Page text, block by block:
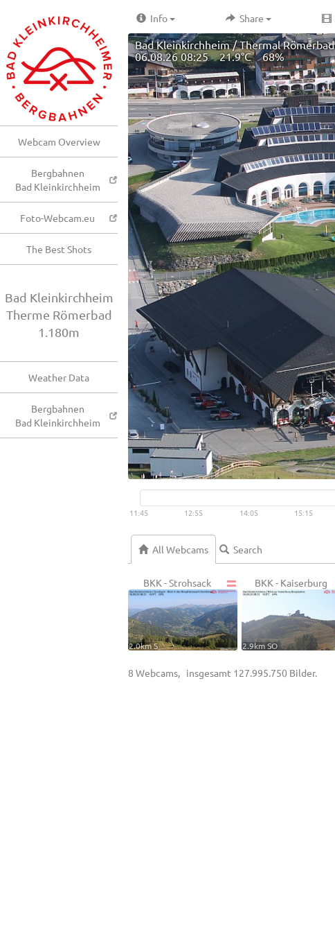
Webcam Overview
Bergbahnen
Bad Kleinkirchheim
Foto-Webcam.eu
The Best Shots
Bad Kleinkirchheim
Therme Römerbad
1.180m
Weather Data
Bergbahnen
Bad Kleinkirchheim
Info Share
Bad Kleinkirchheim / Thermal Römerbad
06.08.26 08:25 21.9°C 68%
11:45 12:55 14:05 15:15
All Webcams
BKK - Strohsack
2.0km S
BKK - Kaiserburg
2.9km SO
8 Webcams, insgesamt 127.995.750 Bilder.